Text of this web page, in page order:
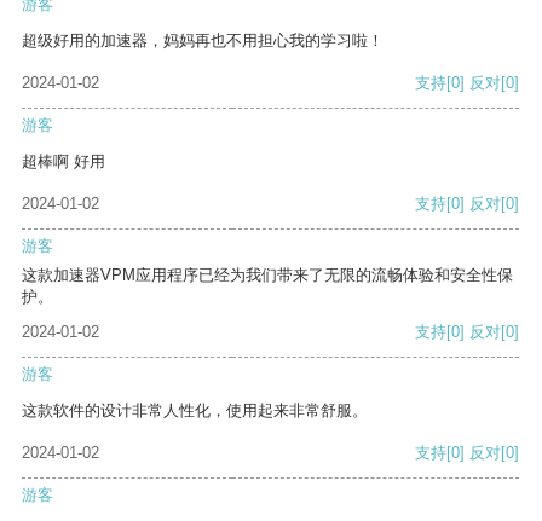
游客
超级好用的加速器，妈妈再也不用担心我的学习啦！
2024-01-02 支持[0] 反对[0]
游客
超棒啊 好用
2024-01-02 支持[0] 反对[0]
游客
这款加速器VPM应用程序已经为我们带来了无限的流畅体验和安全性保
护。
2024-01-02
支持[0] 反对[0]
游客
这款软件的设计非常人性化，使用起来非常舒服。
2024-01-02 支持[0] 反对[0]
游客